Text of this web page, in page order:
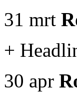
31 mrt
+
30 apr